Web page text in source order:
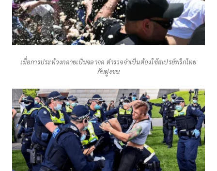
เมื่อการประท้วงกลายเป็นจลาจล ตำรวจจำเป็นต้องใช้สเปรย์พริกไทย
กับฝูงชน